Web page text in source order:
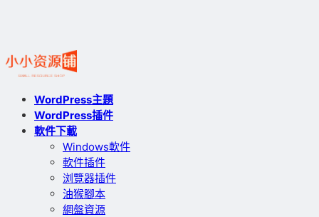
WordPress主題
WordPress插件
軟件下載
Windows軟件
軟件插件
浏覽器插件
油猴腳本
網盤資源